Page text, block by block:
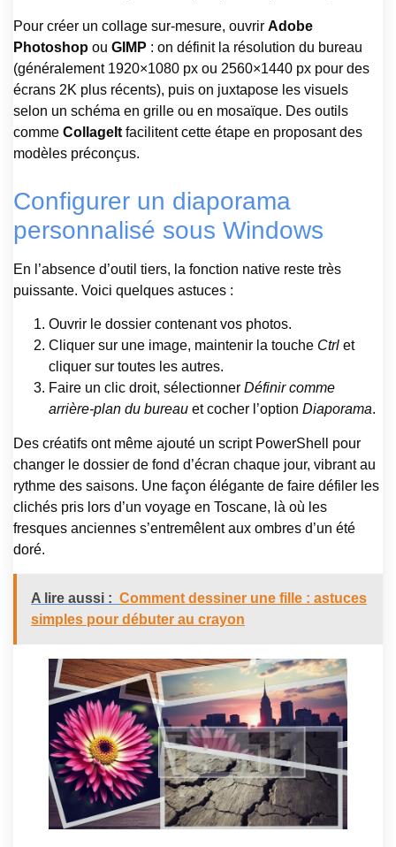
Pour créer un collage sur-mesure, ouvrir Adobe
Photoshop ou GIMP : on définit la résolution du bureau
(généralement 1920×1080 px ou 2560×1440 px pour des
écrans 2K plus récents), puis on juxtapose les visuels
selon un schéma en grille ou en mosaïque. Des outils
comme CollageIt facilitent cette étape en proposant des
modèles préconçus.
Configurer un diaporama
personnalisé sous Windows
En l’absence d’outil tiers, la fonction native reste très
puissante. Voici quelques astuces :
Ouvrir le dossier contenant vos photos.
Cliquer sur une image, maintenir la touche Ctrl et
cliquer sur toutes les autres.
Faire un clic droit, sélectionner Définir comme
arrière-plan du bureau et cocher l’option Diaporama.
Des créatifs ont même ajouté un script PowerShell pour
changer le dossier de fond d’écran chaque jour, vibrant au
rythme des saisons. Une façon élégante de faire défiler les
clichés pris lors d’un voyage en Toscane, là où les
fresques anciennes s’entremêlent aux ombres d’un été
doré.
A lire aussi : Comment dessiner une fille : astuces
simples pour débuter au crayon